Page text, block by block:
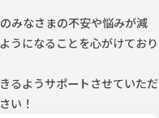
みなさまの不安や悩みが減
うになることを心がけており
るようサポートさせていただ
い！